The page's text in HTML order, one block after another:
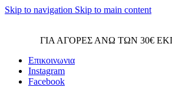
Skip to navigation Skip to main content
ΓΙΑ ΑΓΟΡΕΣ ΑΝΩ ΤΩΝ 30€
Επικοινωνια
Instagram
Facebook